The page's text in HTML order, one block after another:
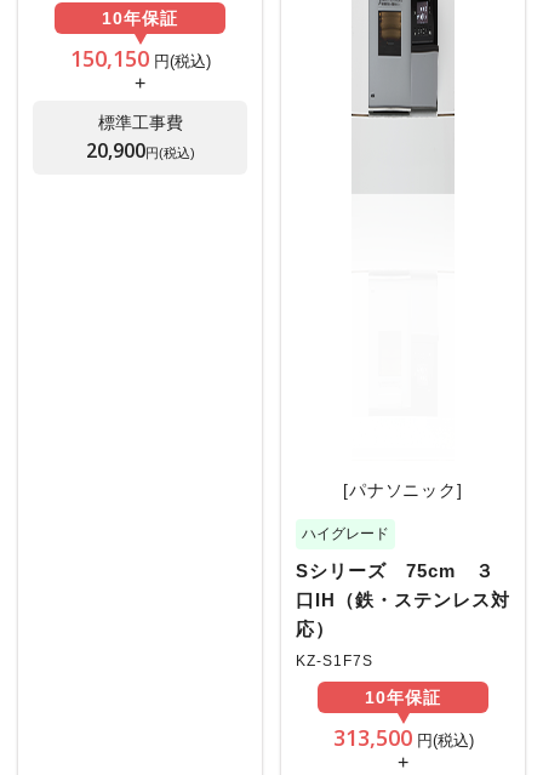
10年保証
150,150円(税込)
+
標準工事費
20,900円(税込)
[パナソニック]
ハイグレード
Sシリーズ 75cm ３
口IH（鉄・ステンレス対
応）
KZ-S1F7S
10年保証
313,500円(税込)
+